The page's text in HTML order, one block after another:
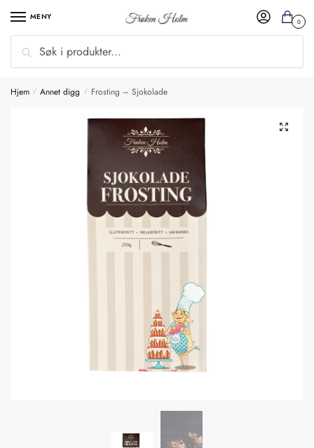
MENY
Søk
0
Hjem / Annet digg / Frosting – Sjokolade